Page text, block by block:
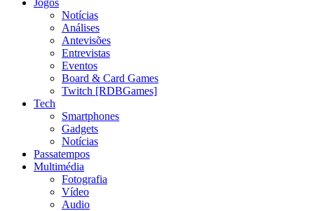
Notícias
Análises
Antevisões
Entrevistas
Eventos
Board & Card Games
Twitch [RDBGames]
Tech
Smartphones
Gadgets
Notícias
Passatempos
Multimédia
Fotografia
Vídeo
Audio